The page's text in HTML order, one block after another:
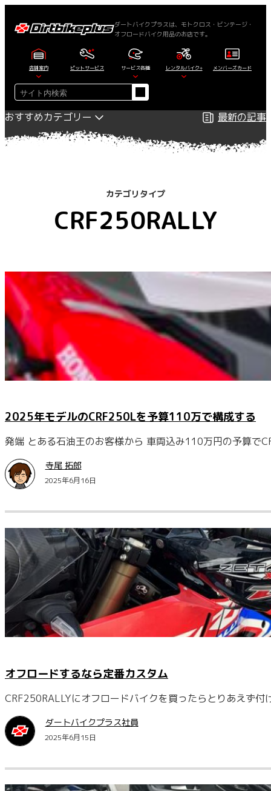
ダートバイクプラスは、モトクロス・ビンテージ・
オフロードバイク用品のお店です。
店舗案内 ピットサービス サービス各種 レンタルバイク+ メンバーズカード
検
索
おすすめカテゴリー
最新の記事
カテゴリタイプ
CRF250RALLY
2025年モデルのCRF250Lを予算110万で構成する
発端 とある石油王のお客様から 車両込み110万円の予算
寺尾 拓郎
2025年6月16日
オフロードするなら定番カスタム
CRF250RALLYにオフロードバイクを買ったらとりあえず
ダートバイクプラス社員
2025年6月15日